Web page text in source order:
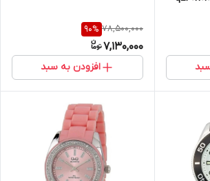
78,500,000
90%
7,130,000
افزودن به سبد